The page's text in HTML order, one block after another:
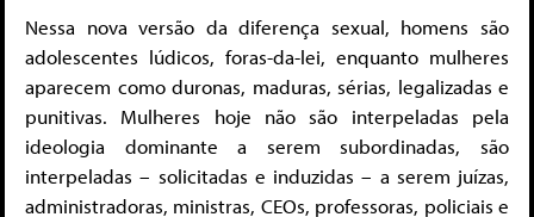
Nessa nova versão da diferença sexual, homens são
adolescentes lúdicos, foras-da-lei, enquanto mulheres
aparecem como duronas, maduras, sérias, legalizadas e
punitivas. Mulheres hoje não são interpeladas pela
ideologia dominante a serem subordinadas, são
interpeladas – solicitadas e induzidas – a serem juízas,
administradoras, ministras, CEOs, professoras, policiais e